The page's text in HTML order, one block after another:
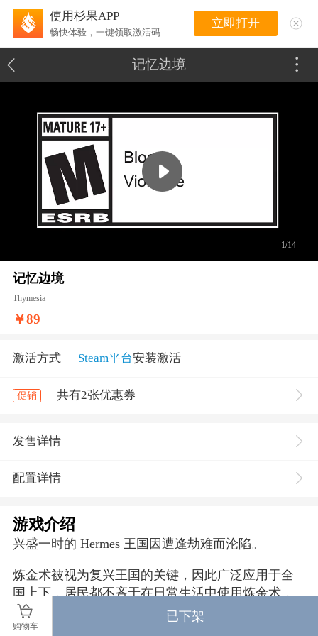
使用杉果APP
畅快体验，一键领取激活码
立即打开
记忆边境
1/14
记忆边境
Thymesia
￥89
激活方式 Steam平台安装激活
促销 共有2张优惠券
发售详情
配置详情
游戏介绍
兴盛一时的 Hermes 王国因遭逢劫难而沦陷。
炼金术被视为复兴王国的关键，因此广泛应用于全
国上下，居民都不吝于在日常生活中使用炼金术，
依个人需求将其用于强化和治疗用途。然而人们逐
渐发现使用炼金术的代价太高，因此几度试图停止
购物车
已下架